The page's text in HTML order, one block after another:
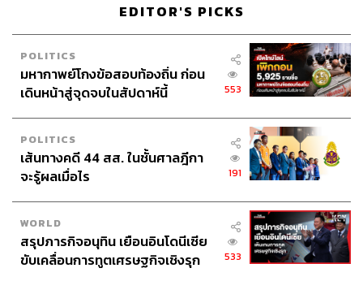
เมืองทองธานี นนทบุรี
Why:มาแค่ปีละครั้ง แถมลดเยอะอย่างกับแจกฟรี เตรียมตัว
เก็บเงินไว้ไปซื้ออาหารสมองกันดีกว่า
How:รายละเอียดเพิ่มเติมที่www.facebook.com/bbwbookst
hailand
Stop:BTS สถานีหมอชิต ต่อชัตเติลบัสของอิมแพ็ค เมืองทอง
ธานี หรือรถตู้โดยสารประจำทาง
EDITOR'S PICKS
POLITICS
มหากาพย์โกงข้อสอบท้องถิ่น ก่อน
เดินหน้าสู่จุดจบในสัปดาห์นี้
553
POLITICS
เส้นทางคดี 44 สส. ในชั้นศาลฎีกา
จะรู้ผลเมื่อไร
191
WORLD
สรุปภารกิจอนุทิน เยือนอินโดนีเซีย
ขับเคลื่อนการทูตเศรษฐกิจเชิงรุก
533